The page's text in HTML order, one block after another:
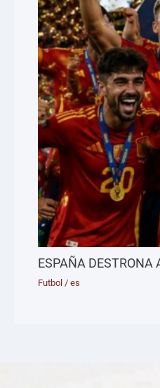
ESPAÑA DESTRONA
Futbol /es